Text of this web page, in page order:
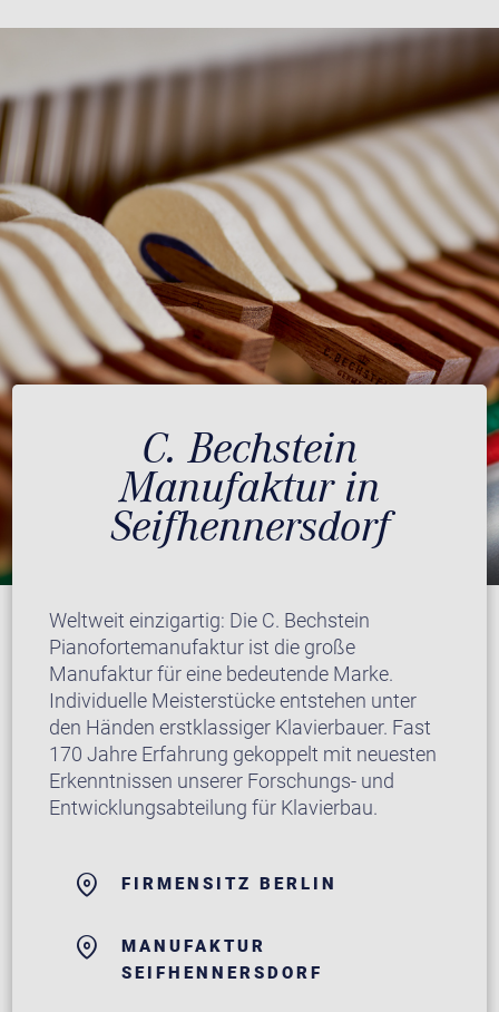
C. Bechstein
Manufaktur in
Seifhennersdorf
Weltweit einzigartig: Die C. Bechstein
Pianofortemanufaktur ist die große
Manufaktur für eine bedeutende Marke.
Individuelle Meisterstücke entstehen unter
den Händen erstklassiger Klavierbauer. Fast
170 Jahre Erfahrung gekoppelt mit neuesten
Erkenntnissen unserer Forschungs- und
Entwicklungsabteilung für Klavierbau.
FIRMENSITZ BERLIN
MANUFAKTUR
SEIFHENNERSDORF